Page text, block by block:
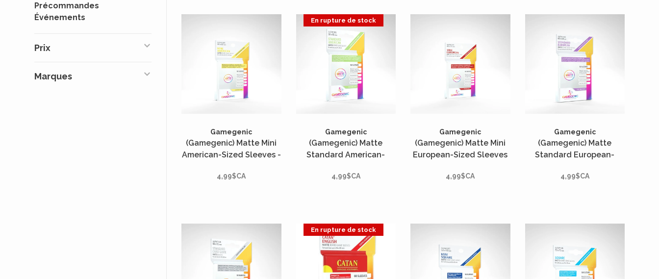
Précommandes
Événements
Prix
Marques
Gamegenic
(Gamegenic) Matte Mini
American-Sized Sleeves -
67mm*
4,99$CA
En rupture de stock
Gamegenic
(Gamegenic) Matte
Standard American-
- 59mm x 91mm*
4,99$CA
Gamegenic
(Gamegenic) Matte Mini
European-Sized Sleeves
71mm*
4,99$CA
Gamegenic
(Gamegenic) Matte
Standard European-
- 62mm x 94mm*
4,99$CA
En rupture de stock